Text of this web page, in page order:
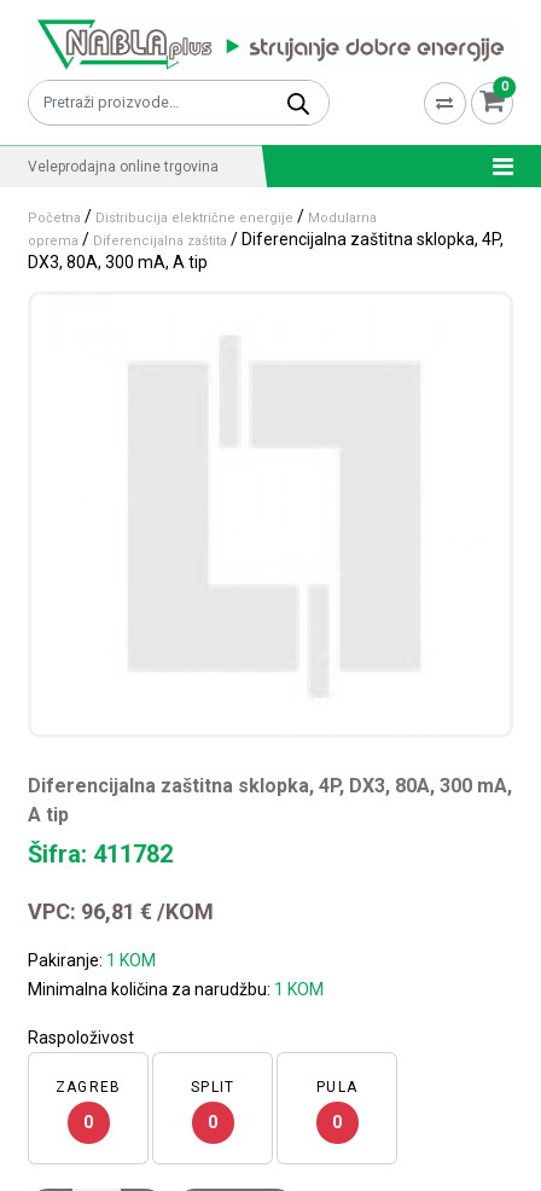
Pretraži: 0
Veleprodajna online trgovina
Početna / Distribucija električne energije / Modularna
oprema / Diferencijalna zaštita / Diferencijalna zaštitna sklopka, 4P,
DX3, 80A, 300 mA, A tip
Diferencijalna zaštitna sklopka, 4P, DX3, 80A, 300 mA,
A tip
Šifra: 411782
VPC: 96,81€ /KOM
Pakiranje: 1 KOM
Minimalna količina za narudžbu: 1 KOM
Raspoloživost
ZAGREB
0
SPLIT
0
PULA
0